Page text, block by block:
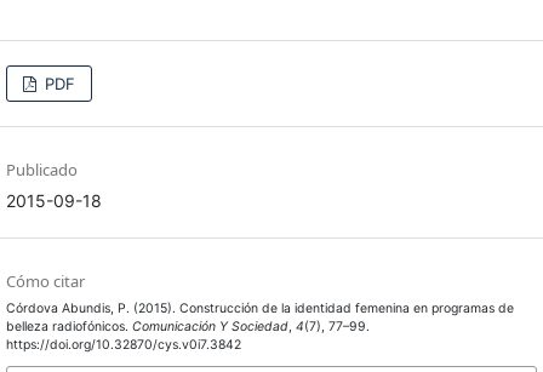
PDF
Publicado
2015-09-18
Cómo citar
Córdova Abundis, P. (2015). Construcción de la identidad femenina en programas de
belleza radiofónicos. Comunicación Y Sociedad, 4(7), 77–99.
https://doi.org/10.32870/cys.v0i7.3842